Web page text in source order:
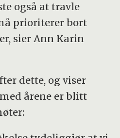
også at travle
prioriterer bort
sier Ann Karin
dette, og viser
årene er blitt